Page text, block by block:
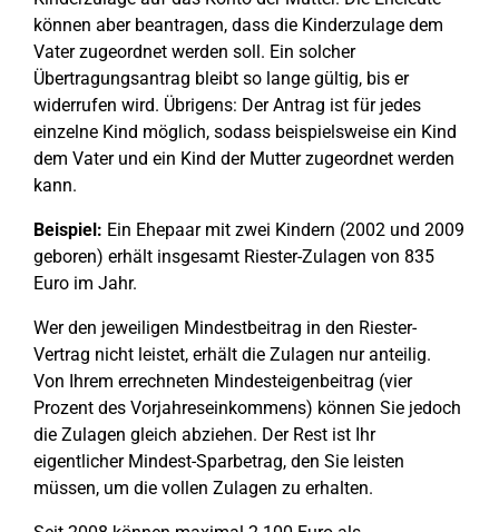
können aber beantragen, dass die Kinderzulage dem
Vater zugeordnet werden soll. Ein solcher
Übertragungsantrag bleibt so lange gültig, bis er
widerrufen wird. Übrigens: Der Antrag ist für jedes
einzelne Kind möglich, sodass beispielsweise ein Kind
dem Vater und ein Kind der Mutter zugeordnet werden
kann.
Beispiel: Ein Ehepaar mit zwei Kindern (2002 und 2009
geboren) erhält insgesamt Riester-Zulagen von 835
Euro im Jahr.
Wer den jeweiligen Mindestbeitrag in den Riester-
Vertrag nicht leistet, erhält die Zulagen nur anteilig.
Von Ihrem errechneten Mindesteigenbeitrag (vier
Prozent des Vorjahreseinkommens) können Sie jedoch
die Zulagen gleich abziehen. Der Rest ist Ihr
eigentlicher Mindest-Sparbetrag, den Sie leisten
müssen, um die vollen Zulagen zu erhalten.